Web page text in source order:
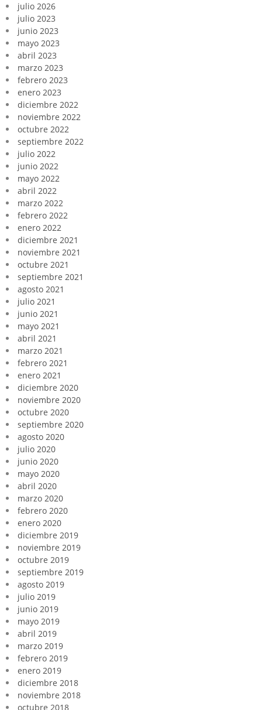
julio 2026
julio 2023
junio 2023
mayo 2023
abril 2023
marzo 2023
febrero 2023
enero 2023
diciembre 2022
noviembre 2022
octubre 2022
septiembre 2022
julio 2022
junio 2022
mayo 2022
abril 2022
marzo 2022
febrero 2022
enero 2022
diciembre 2021
noviembre 2021
octubre 2021
septiembre 2021
agosto 2021
julio 2021
junio 2021
mayo 2021
abril 2021
marzo 2021
febrero 2021
enero 2021
diciembre 2020
noviembre 2020
octubre 2020
septiembre 2020
agosto 2020
julio 2020
junio 2020
mayo 2020
abril 2020
marzo 2020
febrero 2020
enero 2020
diciembre 2019
noviembre 2019
octubre 2019
septiembre 2019
agosto 2019
julio 2019
junio 2019
mayo 2019
abril 2019
marzo 2019
febrero 2019
enero 2019
diciembre 2018
noviembre 2018
octubre 2018